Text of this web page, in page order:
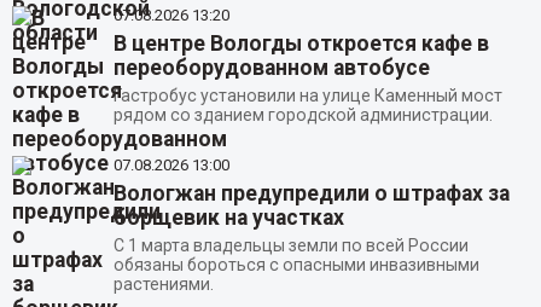
07.08.2026 13:20
В центре Вологды откроется кафе в
переоборудованном автобусе
Гастробус установили на улице Каменный мост
рядом со зданием городской администрации.
07.08.2026 13:00
Вологжан предупредили о штрафах за
борщевик на участках
С 1 марта владельцы земли по всей России
обязаны бороться с опасными инвазивными
растениями.